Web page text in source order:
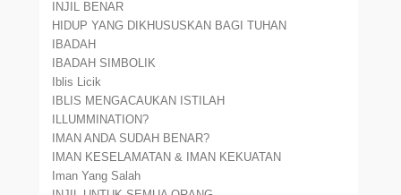
INJIL BENAR
HIDUP YANG DIKHUSUSKAN BAGI TUHAN
IBADAH
IBADAH SIMBOLIK
Iblis Licik
IBLIS MENGACAUKAN ISTILAH
ILLUMMINATION?
IMAN ANDA SUDAH BENAR?
IMAN KESELAMATAN & IMAN KEKUATAN
Iman Yang Salah